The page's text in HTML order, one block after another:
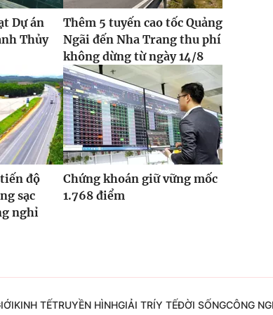
Dự án
Thủy
Thêm 5 tuyến cao tốc Quảng
Ngãi đến Nha Trang thu phí
không dừng từ ngày 14/8
độ
sạc
nghỉ
Chứng khoán giữ vững mốc
1.768 điểm
KINH TẾTRUYỀN HÌNHGIẢI TRÍY TẾĐỜI SỐNGCÔNG